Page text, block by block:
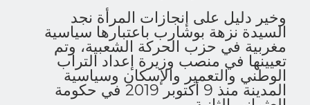
وخير دليل على إنجازات المرأة نجد
السيدة نزهة بوشارب باعتبارها سياسية
مغربية في حزب الحركة الشعبية، وتم
تعيينها في منصب وزيرة إعداد التراب
الوطني والتعمير والإسكان وسياسية
المدينة منذ 9 أكتوبر 2019 في حكومة